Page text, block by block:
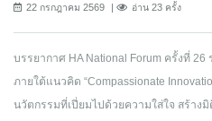
22 กรกฎาคม 2569 อ่าน 23 ครั้ง
บรรยากาศ HA National Forum ครั้งที่
ภายใต้แนวคิด “Compassionate
นวัตกรรมที่เปี่ยมไปด้วยความใส่ใจ สร้าง